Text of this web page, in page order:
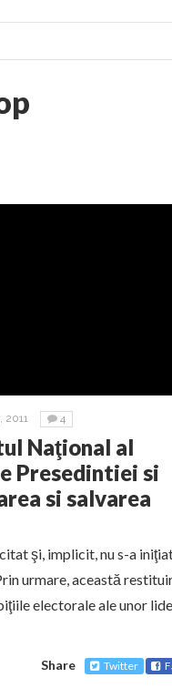
spre desăvârșire.
2011 4
Naţional al
Presedintiei si
si salvarea
şi, implicit, nu s-a
urmare, această
electorale ale unor
Share Twitter